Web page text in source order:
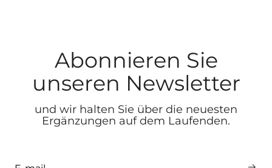
Abonnieren Sie
unseren Newsletter
und wir halten Sie über die neuesten
Ergänzungen auf dem Laufenden.